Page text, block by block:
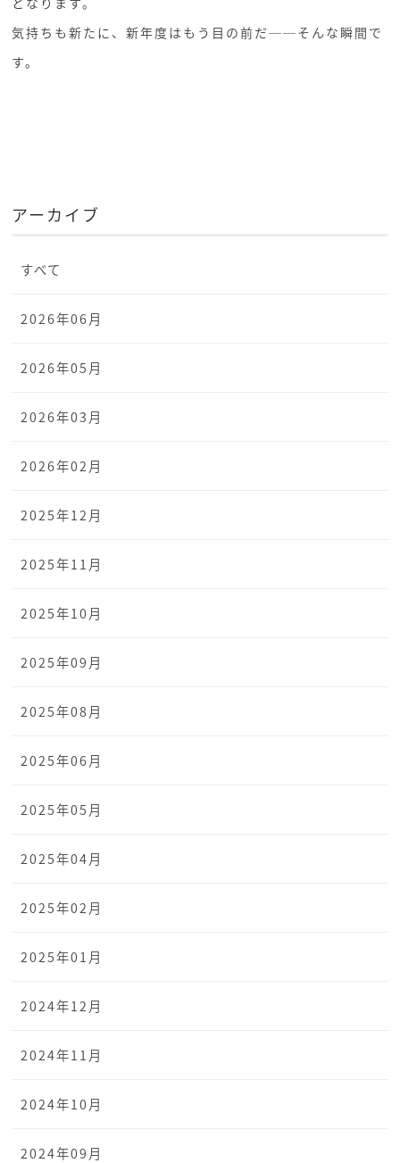
気持ちも新たに、新年度はもう目の前だ──そんな瞬間で
す。
アーカイブ
すべて
2026年06月
2026年05月
2026年03月
2026年02月
2025年12月
2025年11月
2025年10月
2025年09月
2025年08月
2025年06月
2025年05月
2025年04月
2025年02月
2025年01月
2024年12月
2024年11月
2024年10月
2024年09月